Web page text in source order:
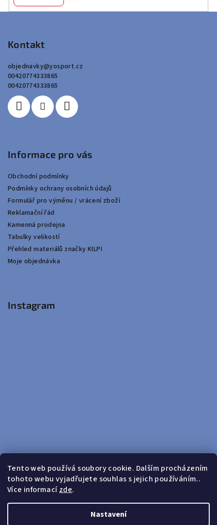
Tento web používá soubory cookie. Dalším procházením
tohoto webu vyjadřujete souhlas s jejich používáním..
Více informacízde.
Nastavení
Kontakt
objednavky@yosport.cz
00420774333865
00420774333865
Informace pro vás
Obchodní podmínky
Podmínky ochrany osobních údajů
Formulář pro výměnu / vrácení zboží
Reklamační řád
Kamenná prodejna
Tabulky velikostí
Přehled materiálů značky KILPI
Moje objednávka
Instagram
Sledovat na Instagramu
Doprava zdarma od 599 Kč